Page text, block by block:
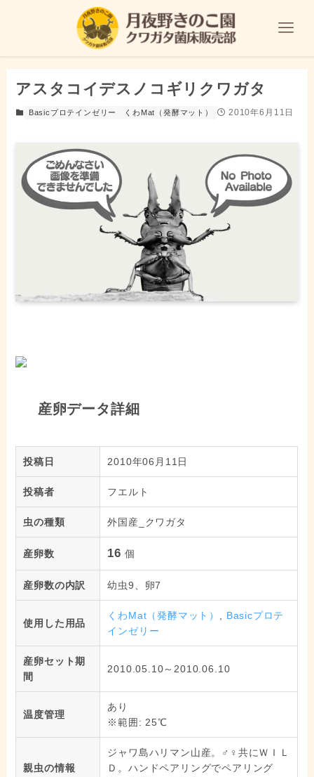
アスタコイデスノコギリクワガタ
Basicプロテインゼリー くわMat（発酵マット） 2010年6月11日
産卵データ詳細
投稿日 2010年06月11日
投稿者 フエルト
虫の種類 外国産_クワガタ
産卵数 16 個
産卵数の内訳 幼虫9、卵7
使用した用品
くわMat（発酵マット） , Basicプロテ
インゼリー
産卵セット期
間
2010.05.10～2010.06.10
温度管理
あり
※範囲: 25℃
親虫の情報
ジャワ島ハリマン山産。♂♀共にＷＩＬ
Ｄ。ハンドペアリングでペアリング